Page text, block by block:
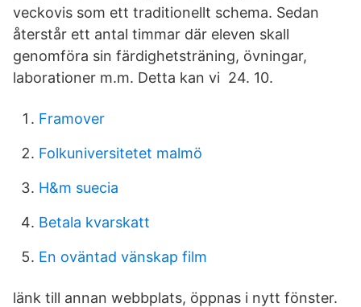
veckovis som ett traditionellt schema. Sedan
återstår ett antal timmar där eleven skall
genomföra sin färdighetsträning, övningar,
laborationer m.m. Detta kan vi 24. 10.
Framover
Folkuniversitetet malmö
H&m suecia
Betala kvarskatt
En oväntad vänskap film
länk till annan webbplats, öppnas i nytt fönster.